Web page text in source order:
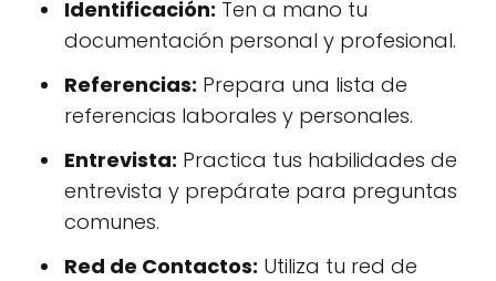
Identificación: Ten a mano tu
documentación personal y profesional.
Referencias: Prepara una lista de
referencias laborales y personales.
Entrevista: Practica tus habilidades de
entrevista y prepárate para preguntas
comunes.
Red de Contactos: Utiliza tu red de